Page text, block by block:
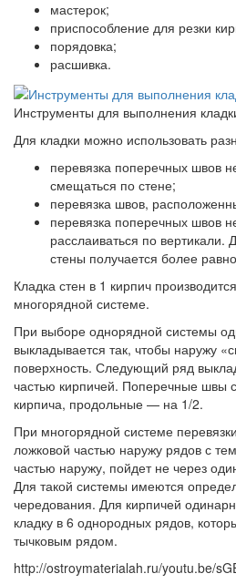
мастерок;
приспособление для резки
порядовка;
расшивка.
Инструменты для выполнения
Для кладки можно использовать
перевязка поперечных швов
смещаться по стене;
перевязка швов,
перевязка поперечных швов
расслаиваться по вертикали.
стены получается более
Кладка стен в 1 кирпич
многорядной системе.
При выборе однорядной системы
выкладывается так, чтобы наружу
поверхность. Следующий ряд
частью кирпичей. Поперечные швы
кирпича, продольные — на 1/2.
При многорядной системе
ложковой частью наружу рядов с
частью наружу, пойдет не через
Для такой системы имеются
чередования. Для кирпичей
кладку в 6 однородных рядов,
тычковым рядом.
http://ostroymaterialah.ru/youtu.be/